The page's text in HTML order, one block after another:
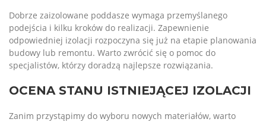
Dobrze zaizolowane poddasze wymaga przemyślanego
podejścia i kilku kroków do realizacji. Zapewnienie
odpowiedniej izolacji rozpoczyna się już na etapie planowania
budowy lub remontu. Warto zwrócić się o pomoc do
specjalistów, którzy doradzą najlepsze rozwiązania.
OCENA STANU ISTNIEJĄCEJ IZOLACJI
Zanim przystąpimy do wyboru nowych materiałów, warto